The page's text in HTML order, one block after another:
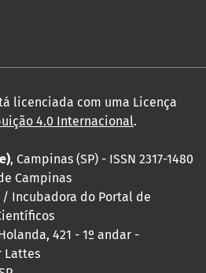
licenciada com uma Licença
4.0 Internacional.
, Campinas (SP) - ISSN 2317-1480
Campinas
Incubadora do Portal de
421 - 1º andar -
Lattes